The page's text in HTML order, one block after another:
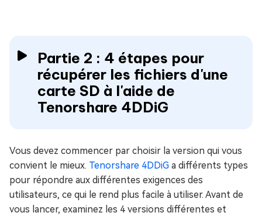
Partie 2 : 4 étapes pour
récupérer les fichiers d'une
carte SD à l'aide de
Tenorshare 4DDiG
Vous devez commencer par choisir la version qui vous
convient le mieux. Tenorshare 4DDiG a différents types
pour répondre aux différentes exigences des
utilisateurs, ce qui le rend plus facile à utiliser. Avant de
vous lancer, examinez les 4 versions différentes et